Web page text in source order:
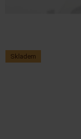
Skladem